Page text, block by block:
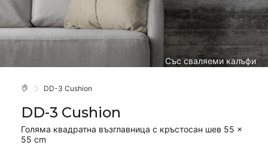
Със сваляеми калъфи
🏠 DD-3 Cushion
DD-3 Cushion
Голяма квадратна възглавница с кръстосан шев 55 ×
55 cm